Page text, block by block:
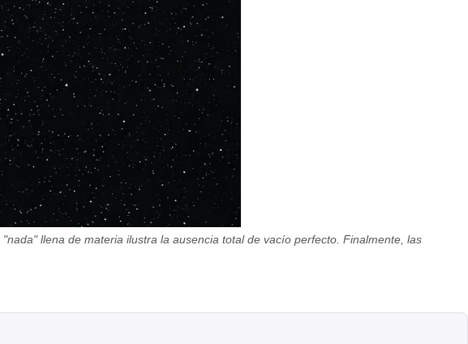
llena de materia ilustra la ausencia total de vacío perfecto. Finalmente, las